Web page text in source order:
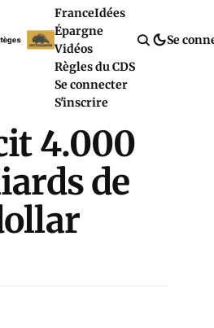
FranceIdées
Épargne
Vidéos
Règles du CDS
Se connecter
S'inscrire
Se
4.000
de